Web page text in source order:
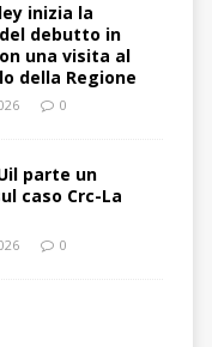
inizia la
debutto in
una visita al
della Regione
0
parte un
caso Crc-La
0